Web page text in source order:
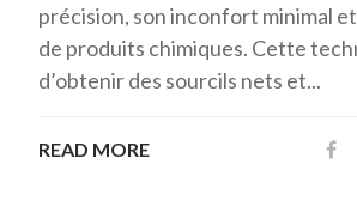
précision, son inconfort minimal
de produits chimiques. Cette
d’obtenir des sourcils nets et...
READ MORE